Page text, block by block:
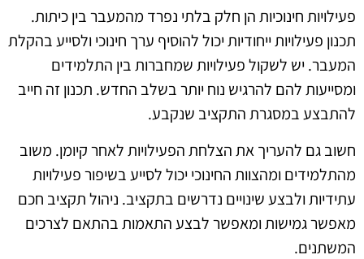
פעילויות חינוכיות הן חלק בלתי נפרד מהמעבר בין כיתות.
תכנון פעילויות ייחודיות יכול להוסיף ערך חינוכי ולסייע בהקלת
המעבר. יש לשקול פעילויות שמחברות בין התלמידים
ומסייעות להם להרגיש נוח יותר בשלב החדש. תכנון זה חייב
להתבצע במסגרת התקציב שנקבע.
חשוב גם להעריך את הצלחת הפעילויות לאחר קיומן. משוב
מהתלמידים ומהצוות החינוכי יכול לסייע בשיפור פעילויות
עתידיות ולבצע שינויים נדרשים בתקציב. ניהול תקציב חכם
מאפשר גמישות ומאפשר לבצע התאמות בהתאם לצרכים
המשתנים.